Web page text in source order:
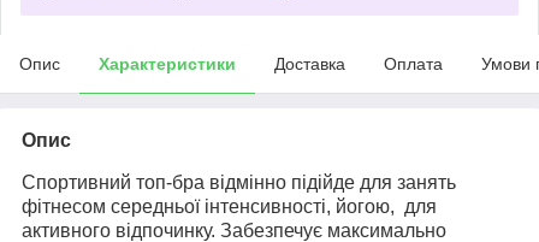
Опис Характеристики Доставка Оплата Умови
Опис
Спортивний топ-бра відмінно підійде для занять
фітнесом середньої інтенсивності, йогою, для
активного відпочинку. Забезпечує максимально